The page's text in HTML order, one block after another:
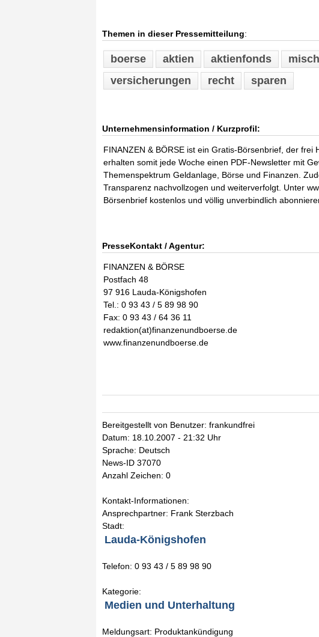
Themen in dieser Pressemitteilung:
boerse aktien aktienfonds
versicherungen
recht sparen
Unternehmensinformation / Kurzprofil:
FINANZEN & BÖRSE ist ein Gratis-Börsenbrief, der frei
erhalten somit jede Woche einen PDF-Newsletter mit
Themenspektrum Geldanlage, Börse und Finanzen.
Transparenz nachvollzogen und weiterverfolgt. Unter
Börsenbrief kostenlos und völlig unverbindlich
PresseKontakt / Agentur:
FINANZEN & BÖRSE
Postfach 48
97 916 Lauda-Königshofen
Tel.: 0 93 43 / 5 89 98 90
Fax: 0 93 43 / 64 36 11
redaktion(at)finanzenundboerse.de
www.finanzenundboerse.de
Bereitgestellt von Benutzer: frankundfrei
Datum: 18.10.2007 - 21:32 Uhr
Sprache: Deutsch
News-ID 37070
Anzahl Zeichen: 0
Kontakt-Informationen:
Ansprechpartner: Frank Sterzbach
Stadt:
Lauda-Königshofen
Telefon: 0 93 43 / 5 89 98 90
Kategorie:
Medien und Unterhaltung
Meldungsart: Produktankündigung